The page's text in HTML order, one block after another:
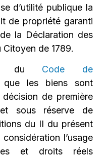
d’utilité publique la
de propriété garanti
la Déclaration des
Citoyen de 1789.
du Code de
que les biens sont
de première
sous réserve de
du II du présent
l’usage
et droits réels